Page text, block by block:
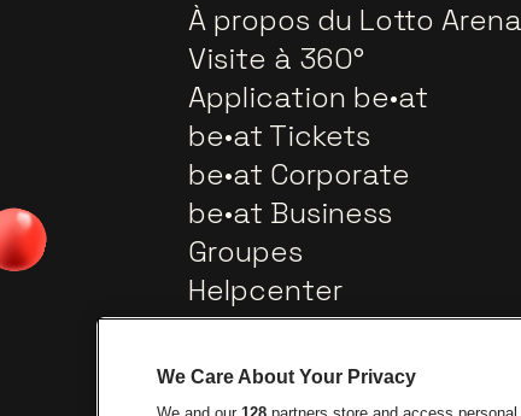
À propos du Lotto Arena
Visite à 360°
Application be•at
be•at Tickets
be•at Corporate
be•at Business
Groupes
Helpcenter
Contact
We Care About Your Privacy